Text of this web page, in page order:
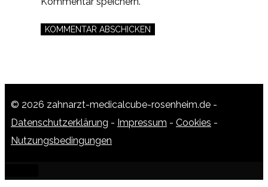
© 2026 zahnarzt-medicalcube-rosenheim.de -
Datenschutzerklärung - Impressum - Cookies -
Nutzungsbedingungen
SCHLIESSEN